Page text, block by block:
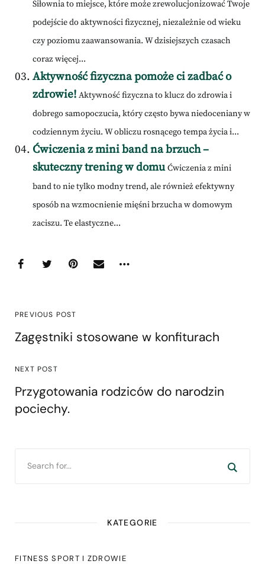
Siłownia to miejsce, które może zrewolucjonizować Twoje
podejście do aktywności fizycznej, niezależnie od wieku
czy poziomu zaawansowania. W dzisiejszych czasach
coraz więcej...
Aktywność fizyczna pomoże ci zadbać o
zdrowie! Aktywność fizyczna to klucz do zdrowia i
dobrego samopoczucia, który często bywa niedoceniany w
codziennym życiu. W obliczu rosnącego tempa życia i...
Ćwiczenia z mini band na brzuch –
skuteczny trening w domu Ćwiczenia z mini
band to nie tylko modny trend, ale również efektywny
sposób na wzmocnienie mięśni brzucha w domowym
zaciszu. Te elastyczne...
PREVIOUS POST
Zagęstniki stosowane w konfiturach
NEXT POST
Przygotowania rodziców do narodzin
pociechy.
KATEGORIE
FITNESS SPORT I ZDROWIE